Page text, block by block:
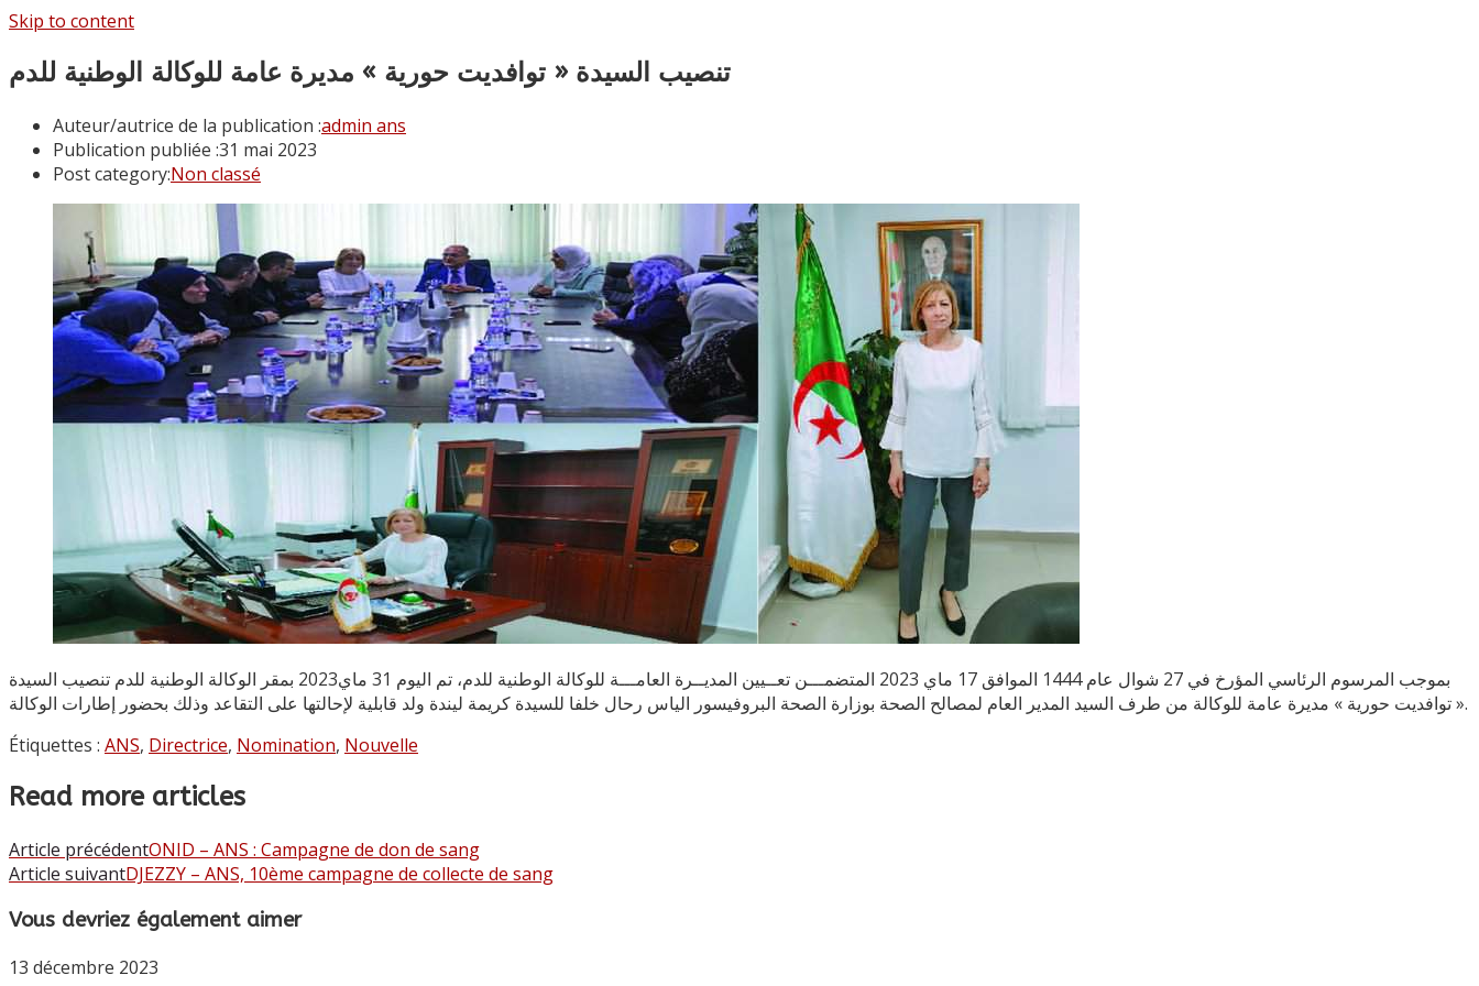
Skip to content
تنصيب السيدة « توافديت حورية » مديرة عامة للوكالة الوطنية للدم
Auteur/autrice de la publication :admin ans
Publication publiée :31 mai 2023
Post category:Non classé
بموجب المرسوم الرئاسي المؤرخ في 27 شوال عام 1444 الموافق 17 ماي 2023 المتضمـــن تعــيين المديــرة العامـــة للوكالة الوطنية للدم، تم اليوم 31 ماي2023 بمقر الوكالة الوطنية للدم تنصيب السيدة
« توافديت حورية » مديرة عامة للوكالة من طرف السيد المدير العام لمصالح الصحة بوزارة الصحة البروفيسور الياس رحال خلفا للسيدة كريمة ليندة ولد قابلية لإحالتها على التقاعد وذلك بحضور إطارات الوكالة.
Étiquettes : ANS, Directrice, Nomination, Nouvelle
Read more articles
Article précédentONID – ANS : Campagne de don de sang
Article suivantDJEZZY – ANS, 10ème campagne de collecte de sang
Vous devriez également aimer
13 décembre 2023